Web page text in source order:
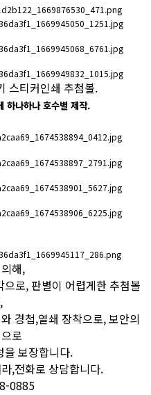
스티커인쇄 추첨볼.
하나하나 호수별 제작.
해,
로, 판별이 어렵게한 추첨볼
경첩,열쇄 장착으로, 보안의
로
을 보장합니다.
,전화로 상담합니다.
0885